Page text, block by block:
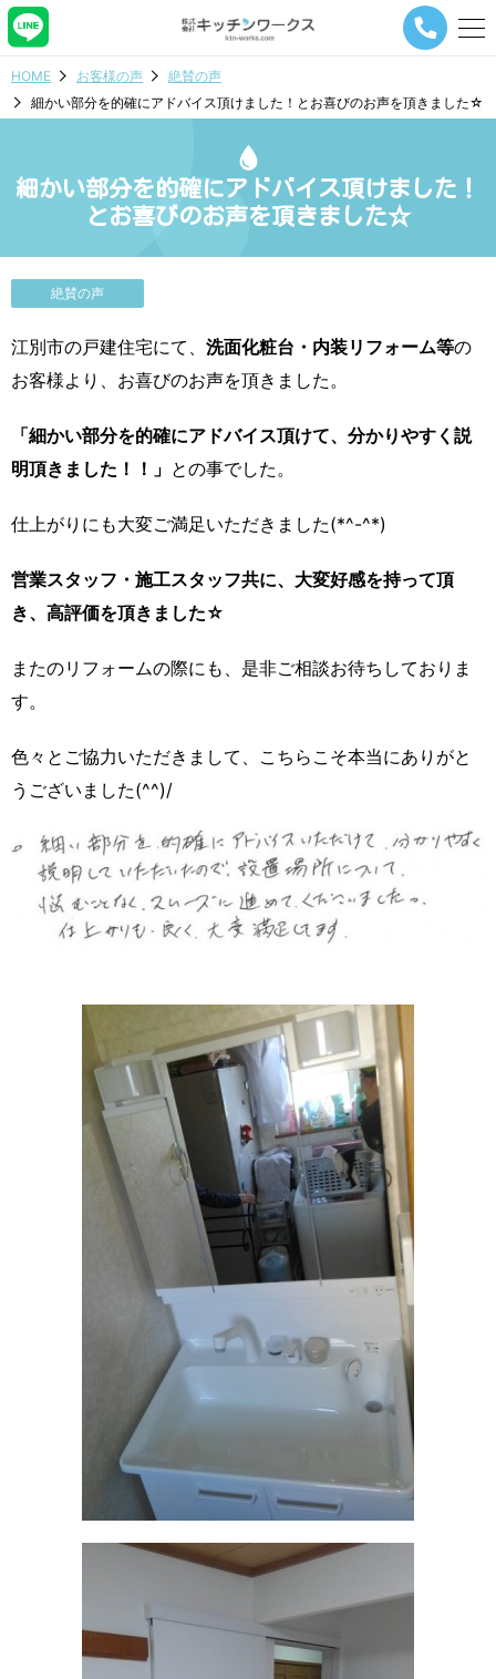
メ
ー
ナ
ー
シ
ボ
HOME お客様の声
絶賛の声
細かい部分を的確にアドバイス頂けました！とお喜びのお声を頂きました☆
細かい部分を的確にアドバイス頂けました！
とお喜びのお声を頂きました☆
絶賛の声
江別市の戸建住宅にて、 洗面化粧台・内装リフォーム等の
お客様より、お喜びのお声を頂きました。
「細かい部分を的確にアドバイス頂けて、分かりやすく説
明頂きました！！」 との事でした。
仕上がりにも大変ご満足いただきました(*^-^*)
営業スタッフ・施工スタッフ共に、大変好感を持って頂
き、高評価を頂きました☆
またのリフォームの際にも、是非ご相談お待ちしておりま
す。
色々とご協力いただきまして、こちらこそ本当にありがと
うございました(^^)/